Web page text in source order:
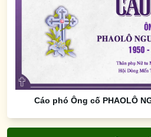
Cáo phó Ông cố PHAOLÔ